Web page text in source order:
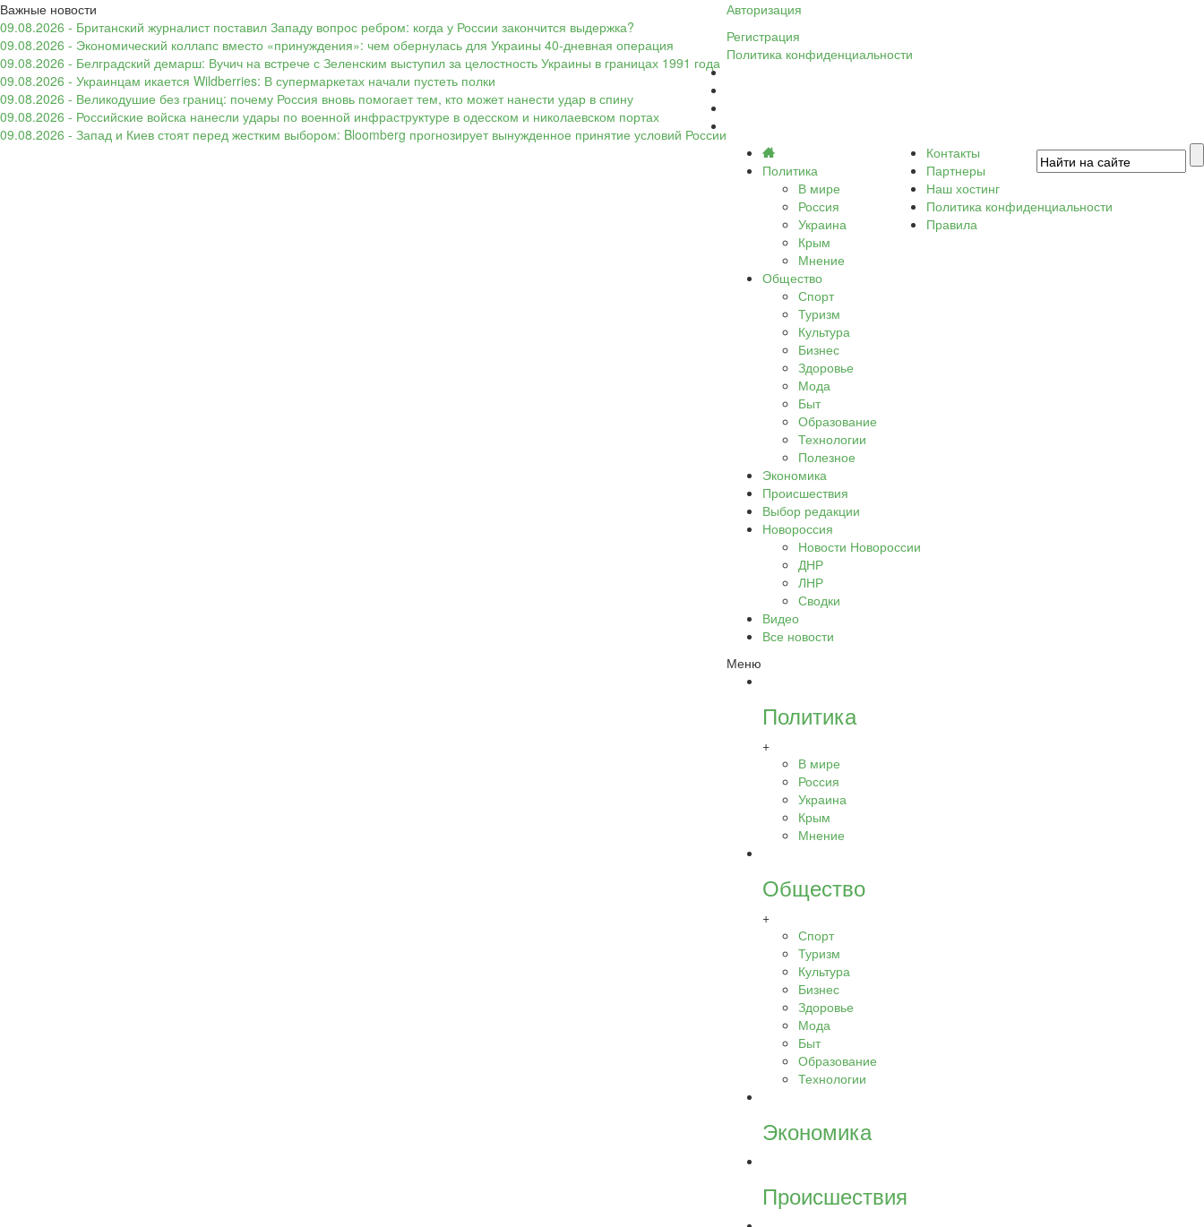
Важные новости
09.08.2026 - Британский журналист поставил Западу вопрос ребром: когда у России закончится выдержка?
09.08.2026 - Экономический коллапс вместо «принуждения»: чем обернулась для Украины 40-дневная операция
09.08.2026 - Белградский демарш: Вучич на встрече с Зеленским выступил за целостность Украины в границах 1991 года
09.08.2026 - Украинцам икается Wildberries: В супермаркетах начали пустеть полки
09.08.2026 - Великодушие без границ: почему Россия вновь помогает тем, кто может нанести удар в спину
09.08.2026 - Российские войска нанесли удары по военной инфраструктуре в одесском и николаевском портах
09.08.2026 - Запад и Киев стоят перед жестким выбором: Bloomberg прогнозирует вынужденное принятие условий России
Авторизация
Регистрация
Политика конфиденциальности
Политика
В мире
Россия
Украина
Крым
Мнение
Общество
Спорт
Туризм
Культура
Бизнес
Здоровье
Мода
Быт
Образование
Технологии
Полезное
Экономика
Происшествия
Выбор редакции
Новороссия
Новости Новороссии
ДНР
ЛНР
Сводки
Видео
Все новости
Меню
Политика
+
В мире
Россия
Украина
Крым
Мнение
Общество
+
Спорт
Туризм
Культура
Бизнес
Здоровье
Мода
Быт
Образование
Технологии
Экономика
Происшествия
Контакты
Партнеры
Наш хостинг
Политика конфиденциальности
Правила